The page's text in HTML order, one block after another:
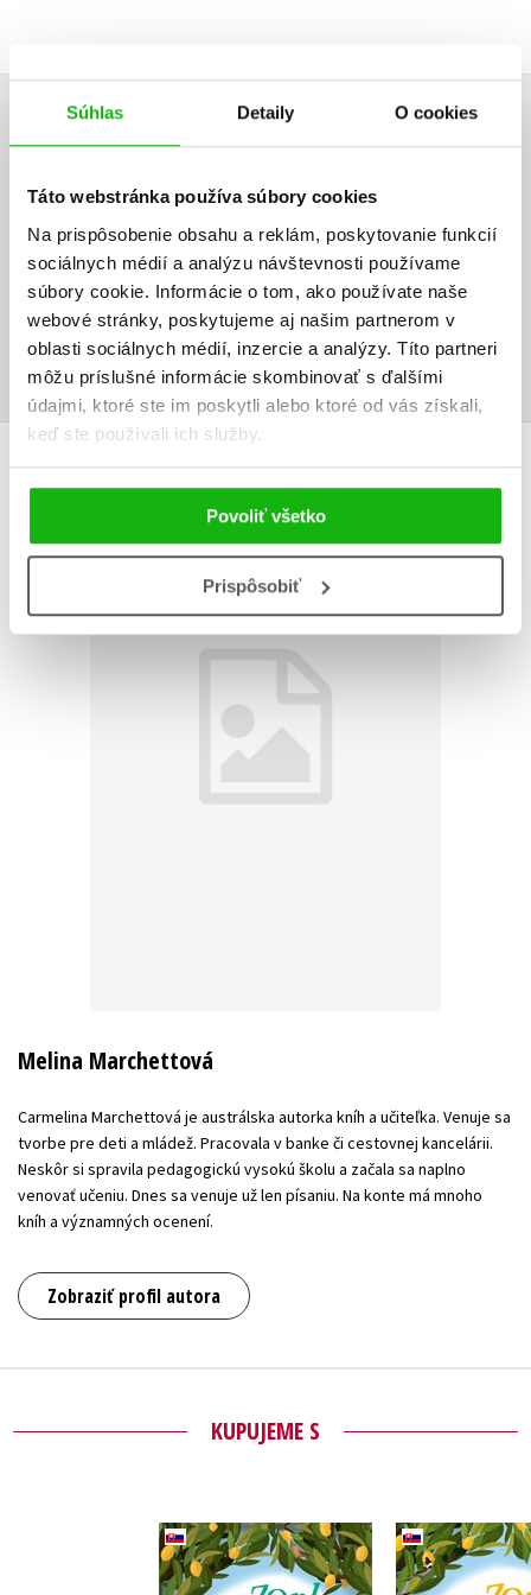
Súhlas Detaily O cookies
Táto webstránka používa súbory cookies
Na prispôsobenie obsahu a reklám, poskytovanie funkcií
sociálnych médií a analýzu návštevnosti používame
súbory cookie. Informácie o tom, ako používate naše
webové stránky, poskytujeme aj našim partnerom v
oblasti sociálnych médií, inzercie a analýzy. Títo partneri
môžu príslušné informácie skombinovať s ďalšími
údajmi, ktoré ste im poskytli alebo ktoré od vás získali,
keď ste používali ich služby.
Povoliť všetko
Prispôsobiť
UŽIVATEĽSKÁ RECENZIA
Žiadne užívateľské hodnotenia nie sú dostupné.
Vaše hodnotenie
Používateľskú recenziu môžu vkladať len registrovaní užívatelia
Prihlásiť
AUTOR KNIHY
Melina Marchettová
Carmelina Marchettová je austrálska autorka kníh a učiteľka. Venuje sa
tvorbe pre deti a mládež. Pracovala v banke či cestovnej kancelárii.
Neskôr si spravila pedagogickú vysokú školu a začala sa naplno
venovať učeniu. Dnes sa venuje už len písaniu. Na konte má mnoho
kníh a významných ocenení.
Zobraziť profil autora
KUPUJEME S
Čo robila Zorka v
stredu
Čo robila